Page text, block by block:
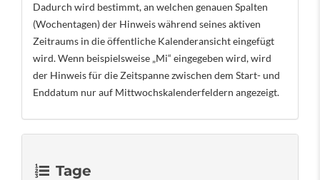
Dadurch wird bestimmt, an welchen genauen Spalten
(Wochentagen) der Hinweis während seines aktiven
Zeitraums in die öffentliche Kalenderansicht eingefügt
wird. Wenn beispielsweise „Mi“ eingegeben wird, wird
der Hinweis für die Zeitspanne zwischen dem Start- und
Enddatum nur auf Mittwochskalenderfeldern angezeigt.
Tage